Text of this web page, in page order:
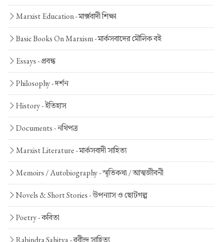
Marxist Education -মার্ক্সবাদী শিক্ষা
Basic Books On Marxism -মার্কসবাদের মৌলিক বই
Essays -প্রবন্ধ
Philosophy -দর্শন
History -ইতিহাস
Documents -নথিপত্র
Marxist Literature -মার্কসবাদী সাহিত্য
Memoirs / Autobiography -স্মৃতিকথা / আত্মজীবনী
Novels & Short Stories -উপন্যাস ও ছোটগল্প
Poetry -কবিতা